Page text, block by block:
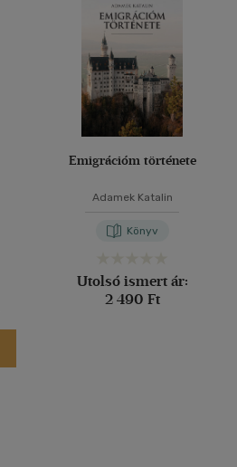
Emigrációm története
Adamek Katalin
Könyv
Utolsó ismert ár:
2 490 Ft